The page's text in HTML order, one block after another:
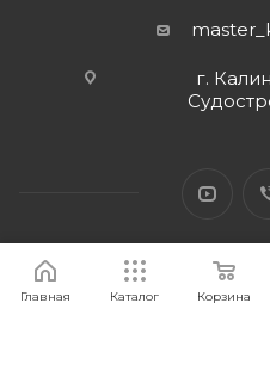
г.
Главная Каталог Корзина